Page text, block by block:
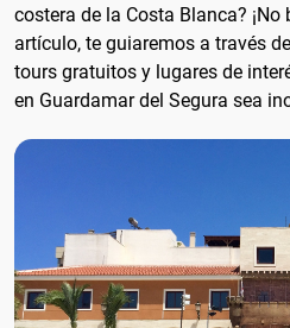
costera de la Costa Blanca? ¡No
artículo, te guiaremos a través
tours gratuitos y lugares de
en Guardamar del Segura sea